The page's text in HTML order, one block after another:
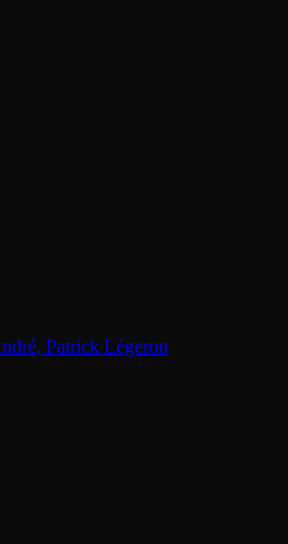
Patrick Légeron